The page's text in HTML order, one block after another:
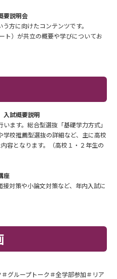
要説明会
方に向けたコンテンツです。
ト）が共立の概要や学びについてお
入試概要説明
ます。総合型選抜「基礎学力方式」
学校推薦型選抜の詳細など、主に高校
容となります。（高校１・２年生の
座
対策や小論文対策など、年内入試に
グループトーク＃全学部参加＃リア